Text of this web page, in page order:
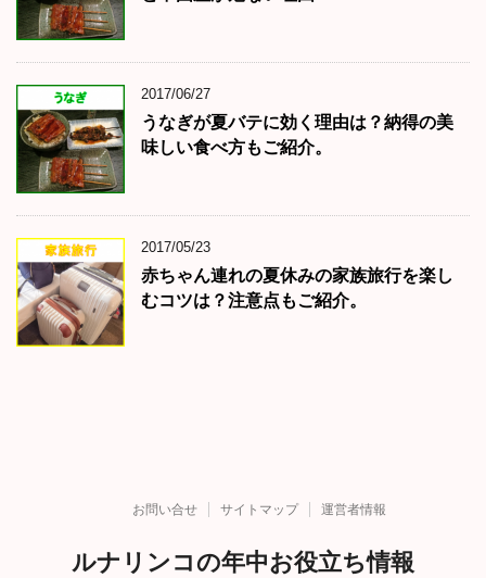
2017/06/27
うなぎが夏バテに効く理由は？納得の美
味しい食べ方もご紹介。
2017/05/23
赤ちゃん連れの夏休みの家族旅行を楽し
むコツは？注意点もご紹介。
お問い合せ サイトマップ 運営者情報
ルナリンコの年中お役立ち情報